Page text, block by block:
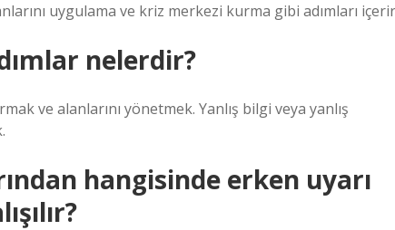
uygulama ve kriz merkezi kurma gibi adımları
nelerdir?
ve alanlarını yönetmek. Yanlış bilgi veya yanlış
hangisinde erken uyarı